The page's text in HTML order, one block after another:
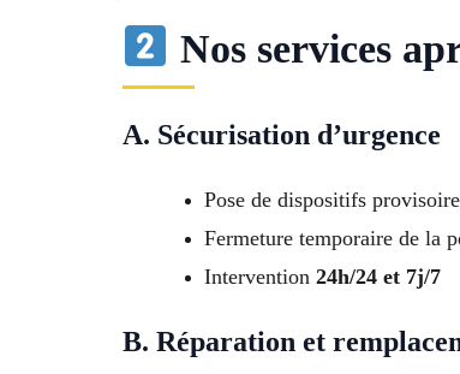
Nos services
A. Sécurisation d’urgence
Pose de dispositifs
Fermeture temporaire de la
Intervention 24h/24 et 7j/7
B. Réparation et